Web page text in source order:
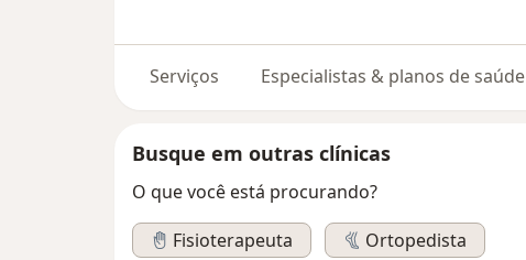
Serviços Especialistas & planos de saúde
Busque em outras clínicas
O que você está procurando?
Fisioterapeuta
Ortopedista